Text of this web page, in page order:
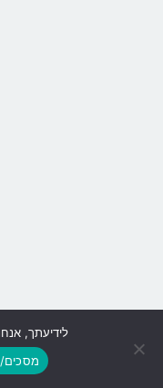
גלילה
לראש
לידיעתך,